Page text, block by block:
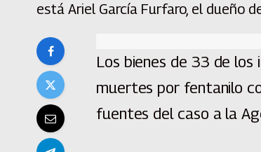
está Ariel García Furfaro, el dueño
Los bienes de 33 de los
muertes por fentanilo
fuentes del caso a la